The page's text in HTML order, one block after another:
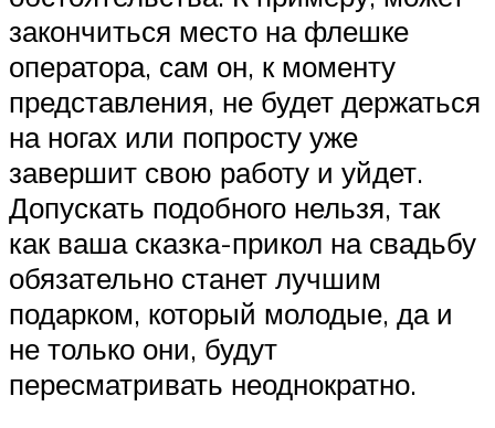
закончиться место на флешке
оператора, сам он, к моменту
представления, не будет держаться
на ногах или попросту уже
завершит свою работу и уйдет.
Допускать подобного нельзя, так
как ваша сказка-прикол на свадьбу
обязательно станет лучшим
подарком, который молодые, да и
не только они, будут
пересматривать неоднократно.